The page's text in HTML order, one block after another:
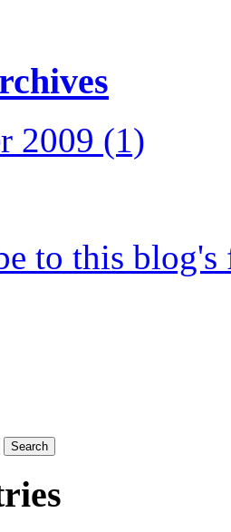
2009 (1)
to this blog's